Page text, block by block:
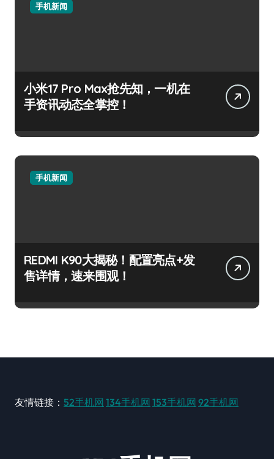
手机新闻
小米17 Pro Max抢先知，一机在
手资讯动态全掌控！
手机新闻
REDMI K90大揭秘！配置亮点+发
售详情，速来围观！
友情链接： 52手机网 134手机网 153手机网 92手机网